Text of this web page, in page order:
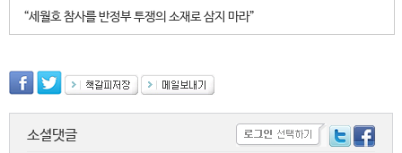
“세월호 참사를 반정부 투쟁의 소재로 삼지 마라”
소셜댓글